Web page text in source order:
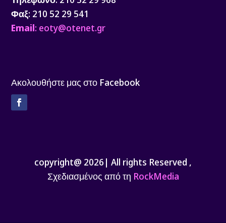
Φαξ: 210 52 29 541
Email: eoty@otenet.gr
Ακολουθήστε μας στο Facebook
copyright@ 2026| All rights Reserved ,
Σχεδιασμένος από τη RockMedia